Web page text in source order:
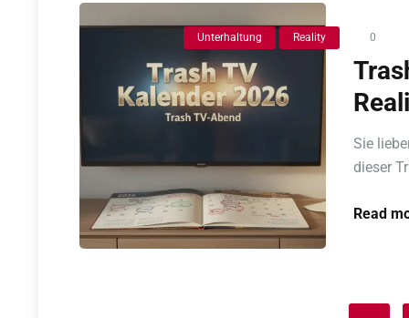
Unterhaltung Reality 0
Sie
dieser
Read